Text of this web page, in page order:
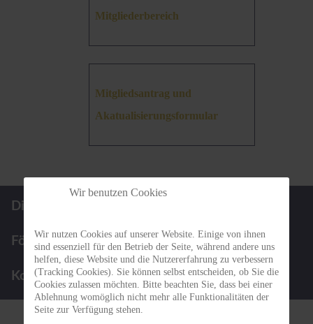
Mitgliederbereich
Mitgliedsantrag und
Akatualisierungsformular
Die BBGN
Förderpreis Termine
Kontakt
Wir benutzen Cookies
Wir nutzen Cookies auf unserer Website. Einige von ihnen
sind essenziell für den Betrieb der Seite, während andere uns
helfen, diese Website und die Nutzererfahrung zu verbessern
(Tracking Cookies). Sie können selbst entscheiden, ob Sie die
Cookies zulassen möchten. Bitte beachten Sie, dass bei einer
Ablehnung womöglich nicht mehr alle Funktionalitäten der
Seite zur Verfügung stehen.